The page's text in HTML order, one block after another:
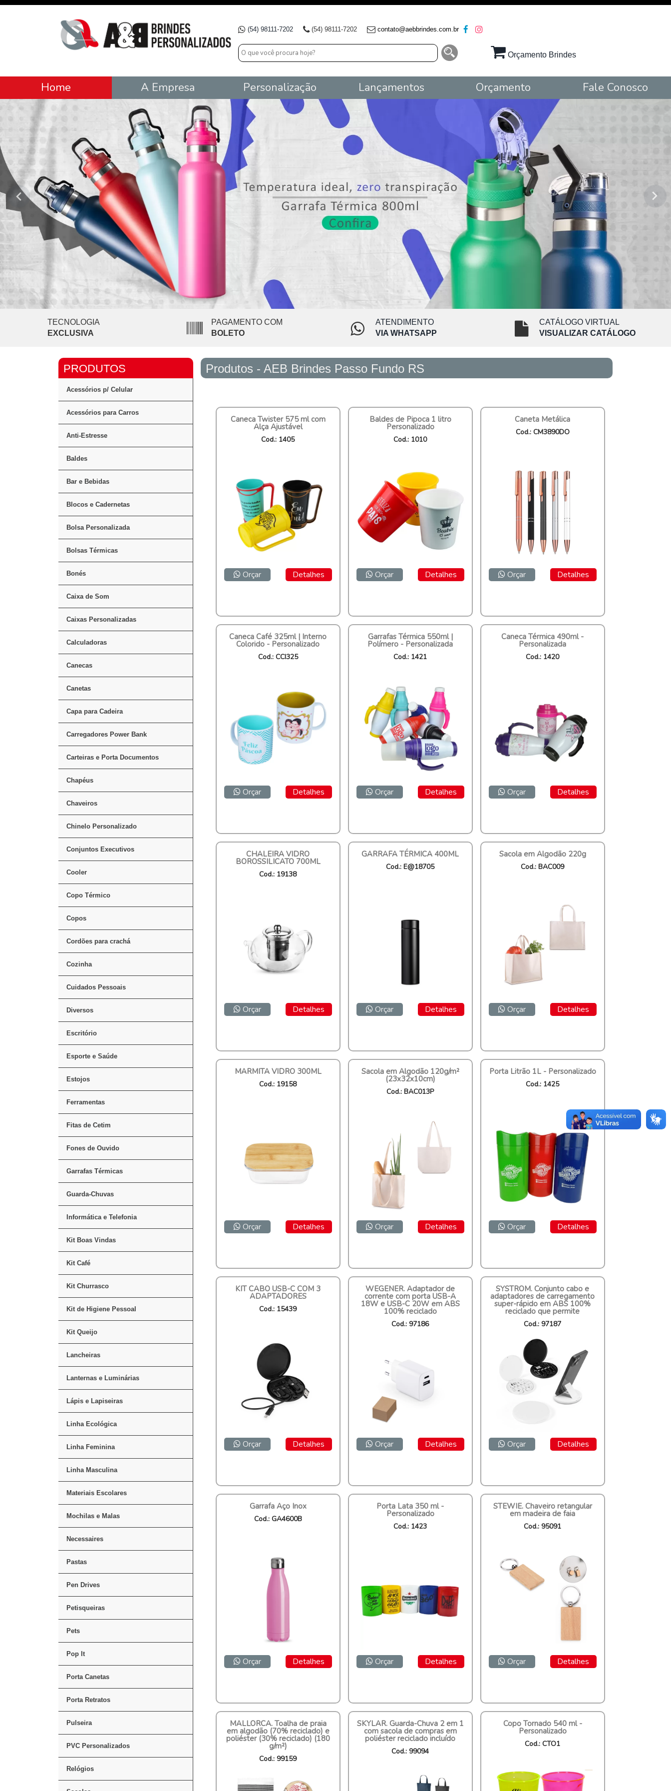
(54) 98111-7202 (54) 98111-7202 contato@aebbrindes.com.br
Orçamento Brindes
Home A Empresa Personalização Lançamentos Orçamento Fale Conosco
TECNOLOGIA
EXCLUSIVA
PAGAMENTO COM
BOLETO
ATENDIMENTO
VIA WHATSAPP
CATÁLOGO VIRTUAL
VISUALIZAR CATÁLOGO
Acessórios p/ Celular
Acessórios para Carros
Anti-Estresse
Baldes
Bar e Bebidas
Blocos e Cadernetas
Bolsa Personalizada
Bolsas Térmicas
Bonés
Caixa de Som
Caixas Personalizadas
Calculadoras
Canecas
Canetas
Capa para Cadeira
Carregadores Power Bank
Carteiras e Porta Documentos
Chapéus
Chaveiros
Chinelo Personalizado
Conjuntos Executivos
Cooler
Copo Térmico
Copos
Cordões para crachá
Cozinha
Cuidados Pessoais
Diversos
Escritório
Esporte e Saúde
Estojos
Ferramentas
Fitas de Cetim
Fones de Ouvido
Garrafas Térmicas
Guarda-Chuvas
Informática e Telefonia
Kit Boas Vindas
Kit Café
Kit Churrasco
Kit de Higiene Pessoal
Kit Queijo
Lancheiras
Lanternas e Luminárias
Lápis e Lapiseiras
Linha Ecológica
Linha Feminina
Linha Masculina
Materiais Escolares
Mochilas e Malas
Necessaires
Pastas
Pen Drives
Petisqueiras
Pets
Pop It
Porta Canetas
Porta Retratos
Pulseira
PVC Personalizados
Relógios
Produtos - AEB Brindes Passo Fundo RS
Caneca Twister 575 ml com
Alça Ajustável
Cod.: 1405
Orçar Detalhes
Baldes de Pipoca 1 litro
Personalizado
Cod.: 1010
Orçar Detalhes
Caneta Metálica
Cod.: CM3890DO
Orçar Detalhes
Caneca Café 325ml | Interno
Colorido - Personalizado
Cod.: CCI325
Orçar Detalhes
Garrafas Térmica 550ml |
Polímero - Personalizada
Cod.: 1421
Orçar Detalhes
Caneca Térmica 490ml -
Personalizada
Cod.: 1420
Orçar Detalhes
CHALEIRA VIDRO
BOROSSILICATO 700ML
Cod.: 19138
Orçar Detalhes
GARRAFA TÉRMICA 400ML
Cod.: E@18705
Orçar Detalhes
Sacola em Algodão 220g
Cod.: BAC009
Orçar Detalhes
MARMITA VIDRO 300ML
Cod.: 19158
Orçar Detalhes
Sacola em Algodão 120g/m²
(23x32x10cm)
Cod.: BAC013P
Orçar Detalhes
Porta Litrão 1L - Personalizado
Cod.: 1425
Orçar Detalhes
KIT CABO USB-C COM 3
ADAPTADORES
Cod.: 15439
Orçar Detalhes
WEGENER. Adaptador de
corrente com porta USB-A
18W e USB-C 20W em ABS
100% reciclado
Cod.: 97186
Orçar Detalhes
SYSTROM. Conjunto cabo e
adaptadores de carregamento
super-rápido em ABS 100%
reciclado que permite
Cod.: 97187
Orçar Detalhes
Garrafa Aço Inox
Cod.: GA4600B
Orçar Detalhes
Porta Lata 350 ml -
Personalizado
Cod.: 1423
Orçar Detalhes
STEWIE. Chaveiro retangular
em madeira de faia
Cod.: 95091
Orçar Detalhes
MALLORCA. Toalha de praia
em algodão (70% reciclado) e
poliéster (30% reciclado) (180
g/m²)
Cod.: 99159
SKYLAR. Guarda-Chuva 2 em 1
com sacola de compras em
poliéster reciclado incluído
Cod.: 99094
Copo Tornado 540 ml -
Personalizado
Cod.: CTO1